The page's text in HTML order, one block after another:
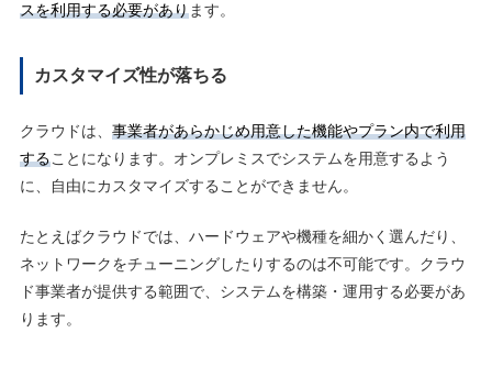
スを利用する必要があります。
カスタマイズ性が落ちる
クラウドは、 事業者があらかじめ用意した機能やプラン内で利用
することになります。オンプレミスでシステムを用意するよう
に、自由にカスタマイズすることができません。
たとえばクラウドでは、ハードウェアや機種を細かく選んだり、
ネットワークをチューニングしたりするのは不可能です。クラウ
ド事業者が提供する範囲で、システムを構築・運用する必要があ
ります。